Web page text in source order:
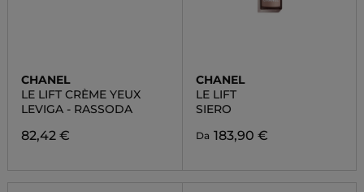
CHANEL
LE LIFT CRÈME YEUX
LEVIGA - RASSODA
82,42 €
CHANEL
LE LIFT
SIERO
Da 183,90 €